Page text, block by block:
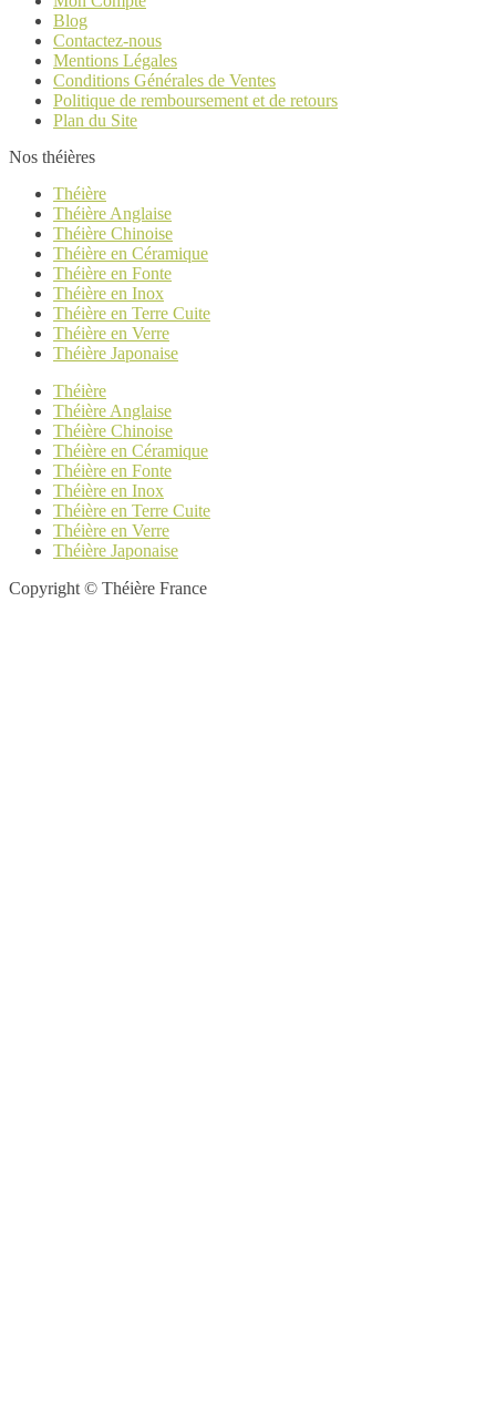
Blog
Contactez-nous
Mentions Légales
Conditions Générales de Ventes
Politique de remboursement et de retours
Plan du Site
Nos théières
Théière
Théière Anglaise
Théière Chinoise
Théière en Céramique
Théière en Fonte
Théière en Inox
Théière en Terre Cuite
Théière en Verre
Théière Japonaise
Théière
Théière Anglaise
Théière Chinoise
Théière en Céramique
Théière en Fonte
Théière en Inox
Théière en Terre Cuite
Théière en Verre
Théière Japonaise
Copyright © Théière France